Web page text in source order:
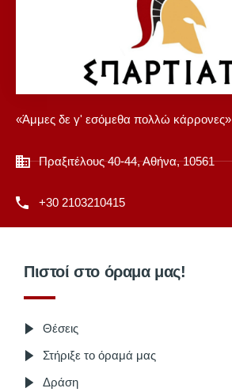
«Άμμες δε γ' εσόμεθα πολλώ κάρρονες»
Πραξιτέλους 40-44, Αθήνα, 10561
+30 2103210415
Πιστοί στο όραμα μας!
Θέσεις
Στήριξε το όραμά μας
Δράση